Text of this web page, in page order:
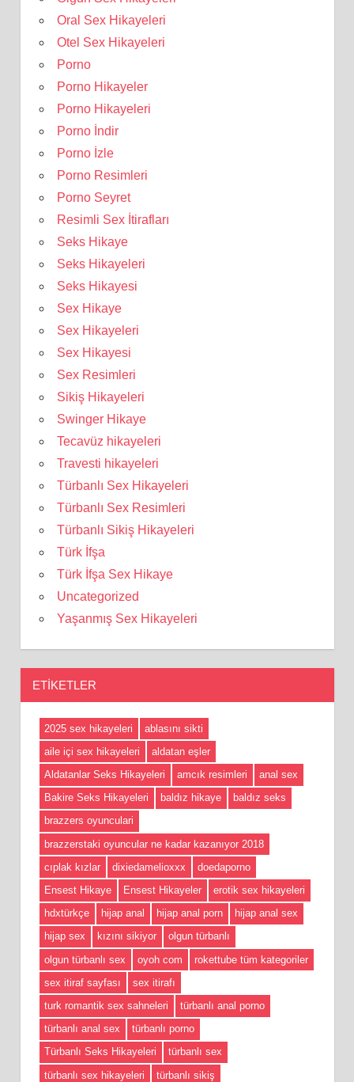
Oral Sex Hikayeleri
Otel Sex Hikayeleri
Porno
Porno Hikayeler
Porno Hikayeleri
Porno İndir
Porno İzle
Porno Resimleri
Porno Seyret
Resimli Sex İtirafları
Seks Hikaye
Seks Hikayeleri
Seks Hikayesi
Sex Hikaye
Sex Hikayeleri
Sex Hikayesi
Sex Resimleri
Sikiş Hikayeleri
Swinger Hikaye
Tecavüz hikayeleri
Travesti hikayeleri
Türbanlı Sex Hikayeleri
Türbanlı Sex Resimleri
Türbanlı Sikiş Hikayeleri
Türk İfşa
Türk İfşa Sex Hikaye
Uncategorized
Yaşanmış Sex Hikayeleri
ETIKETLER
2025 sex hikayeleri
ablasını sikti
aile içi sex hikayeleri
aldatan eşler
Aldatanlar Seks Hikayeleri
amcık resimleri
anal sex
Bakire Seks Hikayeleri
baldız hikaye
baldız seks
brazzers oyunculari
brazzerstaki oyuncular ne kadar kazanıyor 2018
cıplak kızlar
dixiedamelioxxx
doedaporno
Ensest Hikaye
Ensest Hikayeler
erotik sex hikayeleri
hdxtürkçe
hijap anal hijap anal porn
hijap anal sex
hijap sex
kızını sikiyor
olgun türbanlı
olgun türbanlı sex
oyoh com
rokettube tüm kategoriler
sex itiraf sayfası
sex itirafı
turk romantik sex sahneleri
türbanlı anal porno
türbanlı anal sex
türbanlı porno
Türbanlı Seks Hikayeleri
türbanlı sex
türbanlı sex hikayeleri
türbanlı sikiş